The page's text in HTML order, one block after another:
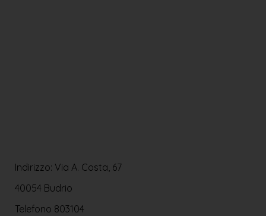
Indirizzo: Via A. Costa, 67
40054 Budrio
Telefono 803104